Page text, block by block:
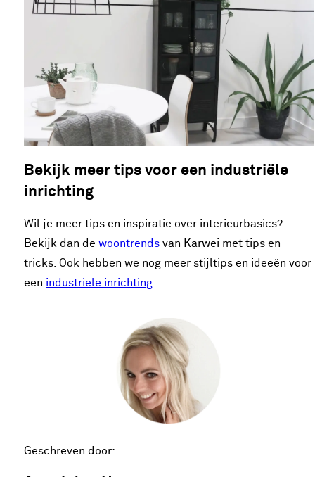
Bekijk meer tips voor een industriële
inrichting
Wil je meer tips en inspiratie over interieurbasics?
Bekijk dan de woontrends van Karwei met tips en
tricks. Ook hebben we nog meer stijltips en ideeën voor
een industriële inrichting
Geschreven door: